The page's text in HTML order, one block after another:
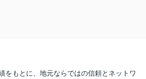
をもとに、地元ならではの信頼とネットワ